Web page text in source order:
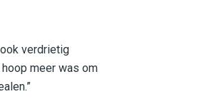
verdrietig
meer was om